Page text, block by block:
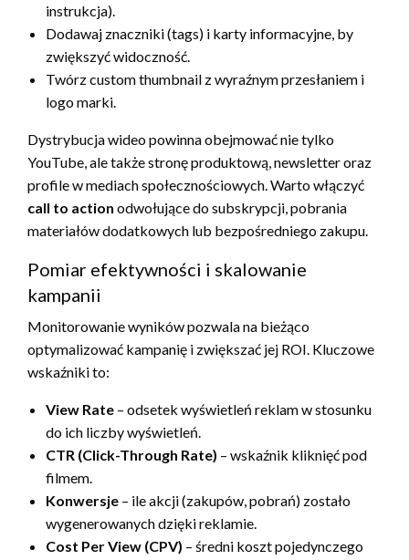
instrukcja).
Dodawaj znaczniki (tags) i karty informacyjne, by
zwiększyć widoczność.
Twórz custom thumbnail z wyraźnym przesłaniem i
logo marki.
Dystrybucja wideo powinna obejmować nie tylko
YouTube, ale także stronę produktową, newsletter oraz
profile w mediach społecznościowych. Warto włączyć
call to action odwołujące do subskrypcji, pobrania
materiałów dodatkowych lub bezpośredniego zakupu.
Pomiar efektywności i skalowanie
kampanii
Monitorowanie wyników pozwala na bieżąco
optymalizować kampanię i zwiększać jej ROI. Kluczowe
wskaźniki to:
View Rate – odsetek wyświetleń reklam w stosunku
do ich liczby wyświetleń.
CTR (Click-Through Rate) – wskaźnik kliknięć pod
filmem.
Konwersje – ile akcji (zakupów, pobrań) zostało
wygenerowanych dzięki reklamie.
Cost Per View (CPV) – średni koszt pojedynczego